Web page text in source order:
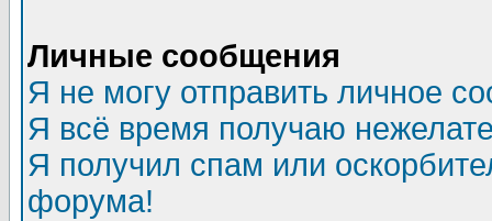
Личные сообщения
Я не могу отправить личное
Я всё время получаю
Я получил спам или
форума!